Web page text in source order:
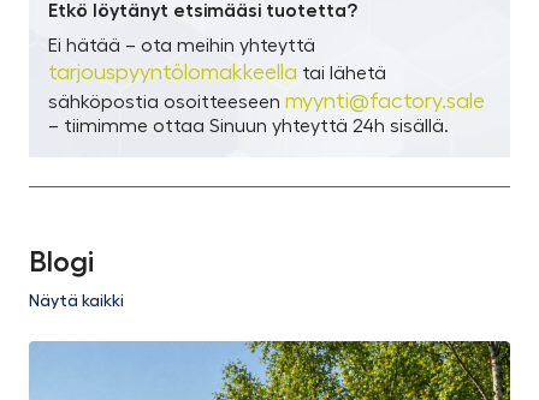
Etkö löytänyt etsimääsi tuotetta?
Ei hätää – ota meihin yhteyttä
tarjouspyyntölomakkeella tai lähetä
sähköpostia osoitteeseen myynti@factory.sale
– tiimimme ottaa Sinuun yhteyttä 24h sisällä.
Blogi
Näytä kaikki